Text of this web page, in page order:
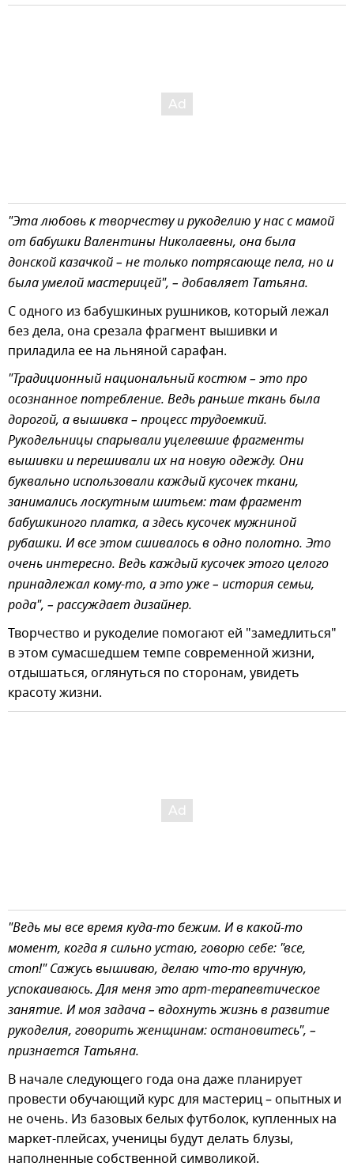
"Эта любовь к творчеству и рукоделию у нас с мамой
от бабушки Валентины Николаевны, она была
донской казачкой – не только потрясающе пела, но и
была умелой мастерицей", – добавляет Татьяна.
С одного из бабушкиных рушников, который лежал
без дела, она срезала фрагмент вышивки и
приладила ее на льняной сарафан.
"Традиционный национальный костюм – это про
осознанное потребление. Ведь раньше ткань была
дорогой, а вышивка – процесс трудоемкий.
Рукодельницы спарывали уцелевшие фрагменты
вышивки и перешивали их на новую одежду. Они
буквально использовали каждый кусочек ткани,
занимались лоскутным шитьем: там фрагмент
бабушкиного платка, а здесь кусочек мужниной
рубашки. И все этом сшивалось в одно полотно. Это
очень интересно. Ведь каждый кусочек этого целого
принадлежал кому-то, а это уже – история семьи,
рода", – рассуждает дизайнер.
Творчество и рукоделие помогают ей "замедлиться"
в этом сумасшедшем темпе современной жизни,
отдышаться, оглянуться по сторонам, увидеть
красоту жизни.
"Ведь мы все время куда-то бежим. И в какой-то
момент, когда я сильно устаю, говорю себе: "все,
стоп!" Сажусь вышиваю, делаю что-то вручную,
успокаиваюсь. Для меня это арт-терапевтическое
занятие. И моя задача – вдохнуть жизнь в развитие
рукоделия, говорить женщинам: остановитесь", –
признается Татьяна.
В начале следующего года она даже планирует
провести обучающий курс для мастериц – опытных и
не очень. Из базовых белых футболок, купленных на
маркет-плейсах, ученицы будут делать блузы,
наполненные собственной символикой.